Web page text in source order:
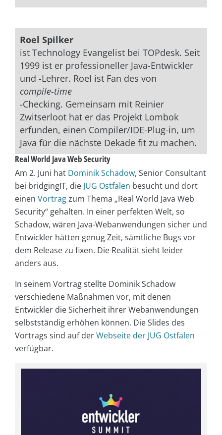
Roel Spilker
ist Technology Evangelist bei TOPdesk. Seit
1999 ist er professioneller Java-Entwickler
und -Lehrer. Roel ist Fan des von
compile-time
-Checking. Gemeinsam mit Reinier
Zwitserloot hat er das Projekt Lombok
erfunden, einen Compiler/IDE-Plug-in, um
Java für die nächste Dekade fit zu machen.
Real World Java Web Security
Am 2. Juni hat Dominik Schadow, Senior Consultant
bei bridgingIT, die JUG Ostfalen besucht und dort
einen Vortragzum Thema „Real World Java Web
Security“ gehalten. In einer perfekten Welt, so
Schadow, wären Java-Webanwendungen sicher und
Entwickler hätten genug Zeit, sämtliche Bugs vor
dem Release zu fixen. Die Realität sieht leider
anders aus.
In seinem Vortrag stellte Dominik Schadow
verschiedene Maßnahmen vor, mit denen
Entwickler die Sicherheit ihrer Webanwendungen
selbstständig erhöhen können. Die Slides des
Vortrags sind auf derWebseite der JUG Ostfalen
verfügbar.